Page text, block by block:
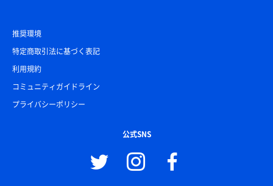
推奨環境
特定商取引法に基づく表記
利用規約
コミュニティガイドライン
プライバシーポリシー
公式SNS